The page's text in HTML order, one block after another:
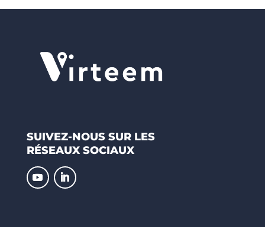
SUIVEZ-NOUS SUR LES
RÉSEAUX SOCIAUX